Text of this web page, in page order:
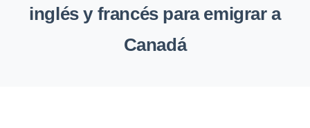
inglés y francés para emigrar a
Canadá